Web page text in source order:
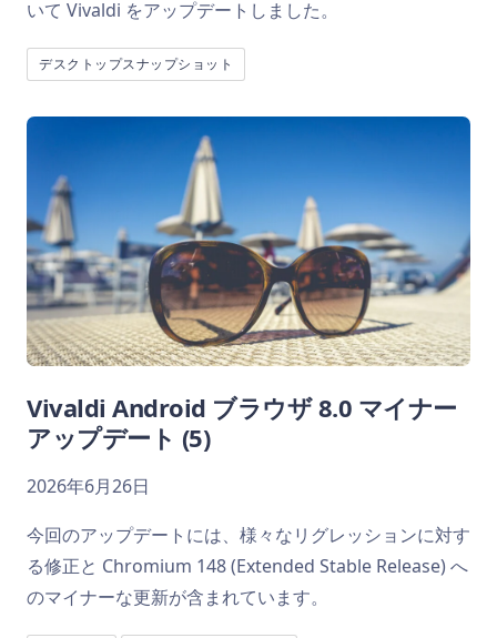
いて Vivaldi をアップデートしました。
デスクトップスナップショット
Vivaldi Android ブラウザ 8.0 マイナー
アップデート (5)
2026年6月26日
今回のアップデートには、様々なリグレッションに対す
る修正と Chromium 148 (Extended Stable Release) へ
のマイナーな更新が含まれています。